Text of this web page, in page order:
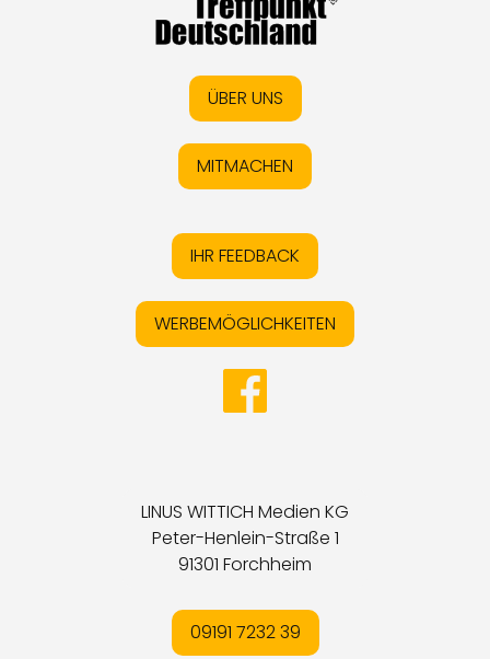
ÜBER UNS
MITMACHEN
IHR FEEDBACK
WERBEMÖGLICHKEITEN
LINUS WITTICH Medien KG
Peter-Henlein-Straße 1
91301 Forchheim
09191 7232 39